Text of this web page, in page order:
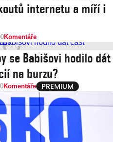
internetu a míří i
Komentáře
se Babišovi hodilo dát
na burzu?
Komentáře